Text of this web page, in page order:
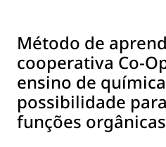
Método de
cooperativa Co-
ensino de
possibilidade
funções orgânicas